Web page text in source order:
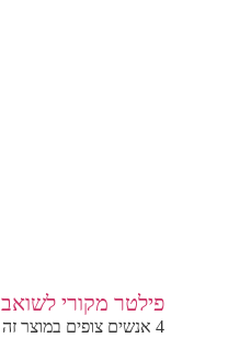
פילטר מקורי לשואב SHEMAX PRO
4 אנשים צופים במוצר זה